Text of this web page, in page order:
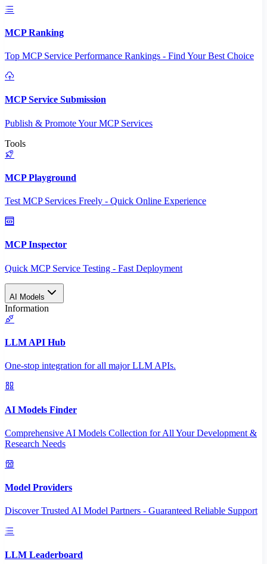
MCP Ranking
Top MCP Service Performance Rankings - Find Your Best Choice
MCP Service Submission
Publish & Promote Your MCP Services
Tools
MCP Playground
Test MCP Services Freely - Quick Online Experience
MCP Inspector
Quick MCP Service Testing - Fast Deployment
AI Models
Information
LLM API Hub
One-stop integration for all major LLM APIs.
AI Models Finder
Comprehensive AI Models Collection for All Your Development &
Research Needs
Model Providers
Discover Trusted AI Model Partners - Guaranteed Reliable Support
LLM Leaderboard